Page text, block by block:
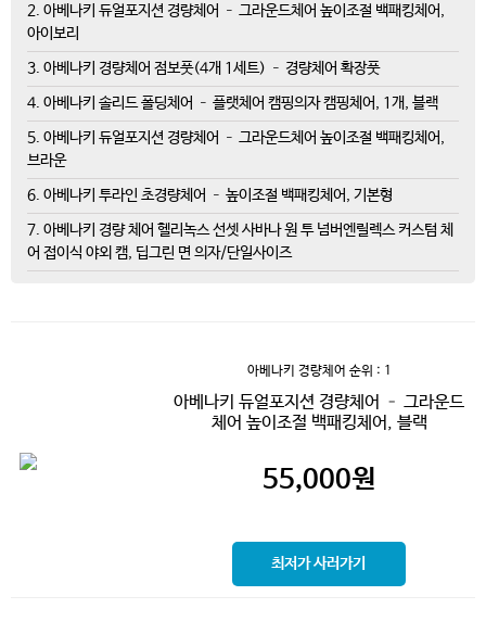
2. 아베나키 듀얼포지션 경량체어 – 그라운드체어 높이조절 백패킹체어,
아이보리
3. 아베나키 경량체어 점보풋(4개 1세트) – 경량체어 확장풋
4. 아베나키 솔리드 폴딩체어 – 플랫체어 캠핑의자 캠핑체어, 1개, 블랙
5. 아베나키 듀얼포지션 경량체어 – 그라운드체어 높이조절 백패킹체어,
브라운
6. 아베나키 투라인 초경량체어 – 높이조절 백패킹체어, 기본형
7. 아베나키 경량 체어 헬리녹스 선셋 사바나 원 투 넘버엔릴렉스 커스텀 체
어 접이식 야외 캠, 딥그린 면 의자/단일사이즈
아베나키 경량체어 순위 : 1
아베나키 듀얼포지션 경량체어 – 그라운드
체어 높이조절 백패킹체어, 블랙
55,000원
최저가 사러가기